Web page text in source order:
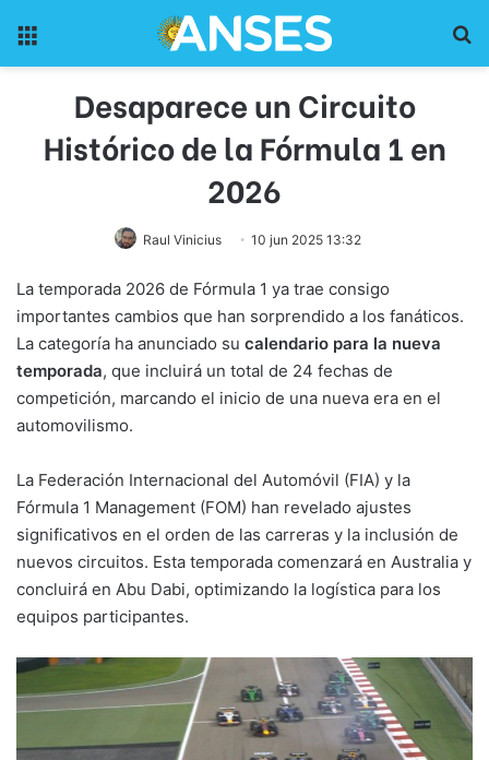
Desaparece un Circuito
Histórico de la Fórmula 1 en
2026
Raul Vinicius 10 jun 2025 13:32
La temporada 2026 de Fórmula 1 ya trae consigo
importantes cambios que han sorprendido a los fanáticos.
La categoría ha anunciado su calendario para la nueva
temporada, que incluirá un total de 24 fechas de
competición, marcando el inicio de una nueva era en el
automovilismo.
La Federación Internacional del Automóvil (FIA) y la
Fórmula 1 Management (FOM) han revelado ajustes
significativos en el orden de las carreras y la inclusión de
nuevos circuitos. Esta temporada comenzará en Australia y
concluirá en Abu Dabi, optimizando la logística para los
equipos participantes.